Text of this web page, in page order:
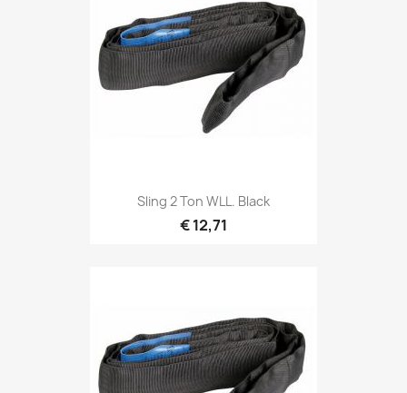
 Snel bekijken
Sling 2 Ton WLL. Black
€ 12,71